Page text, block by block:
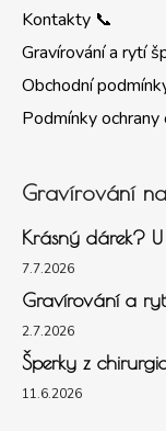
Kontakty 📞
Gravírování a rytí
Obchodní
Podmínky
Gravírování
Krásný dárek?
7.7.2026
Gravírování a
2.7.2026
Šperky z
11.6.2026